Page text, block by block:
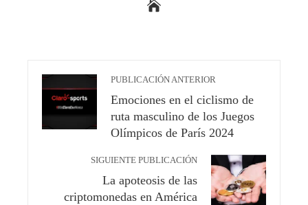
PUBLICACIÓN ANTERIOR
Emociones en el ciclismo de
ruta masculino de los Juegos
Olímpicos de París 2024
SIGUIENTE PUBLICACIÓN
La apoteosis de las
criptomonedas en América